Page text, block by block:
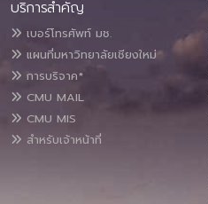
บริการสำคัญ
เบอร์โทรศัพท์ มช.
แผนที่มหาวิทยาลัยเชียงใหม่
การบริจาค*
CMU MAIL
CMU MIS
สำหรับเจ้าหน้าที่